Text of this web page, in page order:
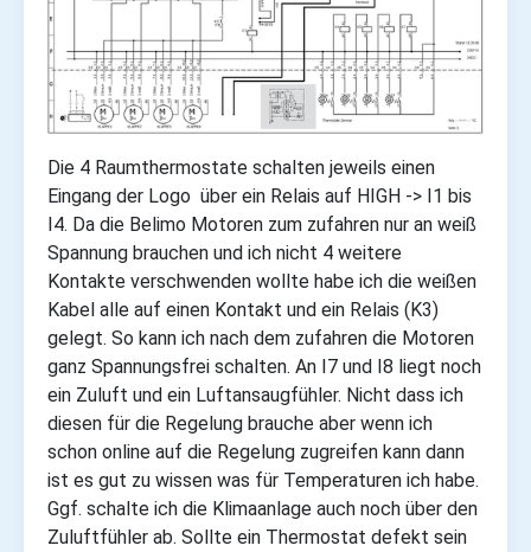
Die 4 Raumthermostate schalten jeweils einen
Eingang der Logo über ein Relais auf HIGH -> I1 bis
I4. Da die Belimo Motoren zum zufahren nur an weiß
Spannung brauchen und ich nicht 4 weitere
Kontakte verschwenden wollte habe ich die weißen
Kabel alle auf einen Kontakt und ein Relais (K3)
gelegt. So kann ich nach dem zufahren die Motoren
ganz Spannungsfrei schalten. An I7 und I8 liegt noch
ein Zuluft und ein Luftansaugfühler. Nicht dass ich
diesen für die Regelung brauche aber wenn ich
schon online auf die Regelung zugreifen kann dann
ist es gut zu wissen was für Temperaturen ich habe.
Ggf. schalte ich die Klimaanlage auch noch über den
Zuluftfühler ab. Sollte ein Thermostat defekt sein